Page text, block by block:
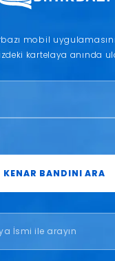
mobil
kartelaya anında
KENAR BANDINI ARA